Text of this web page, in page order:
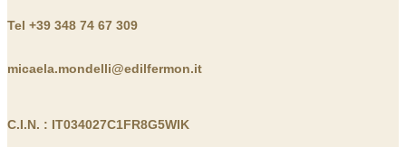
Tel +39 348 74 67 309
micaela.mondelli@edilfermon.it
C.I.N. : IT034027C1FR8G5WIK